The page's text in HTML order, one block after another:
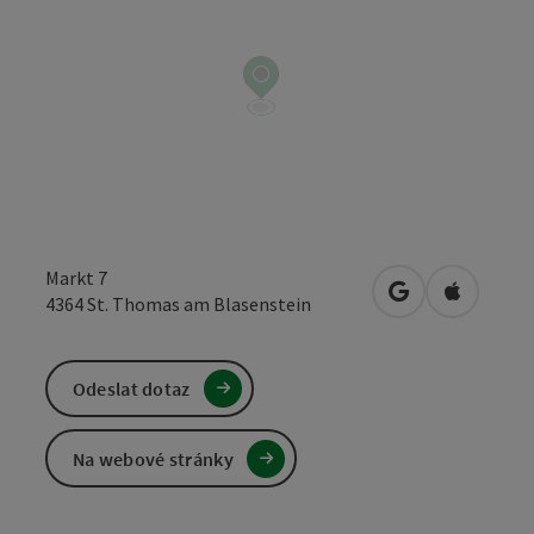
Markt 7
4364St. Thomas am Blasenstein Otevřít vOtevřít v
Odeslat dotaz
Na webové stránky